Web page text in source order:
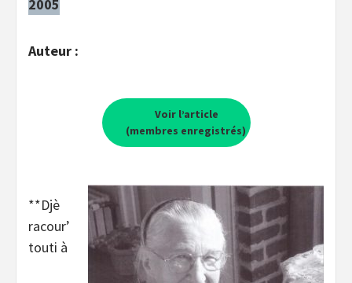
2005
Auteur :
Voir l’article
(membres enregistrés)
**Djè
racour’
touti à